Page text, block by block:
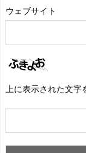
ウェブサイト
上に表示された文字